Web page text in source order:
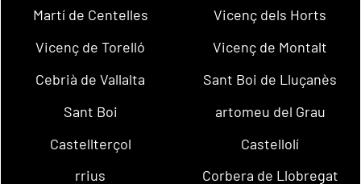
Martí de Centelles
Vicenç dels Horts
Vicenç de Torelló
Vicenç de Montalt
Cebrià de Vallalta
Sant Boi de Lluçanès
Sant Boi
artomeu del Grau
Castellterçol
Castellolí
rrius
Corbera de Llobregat